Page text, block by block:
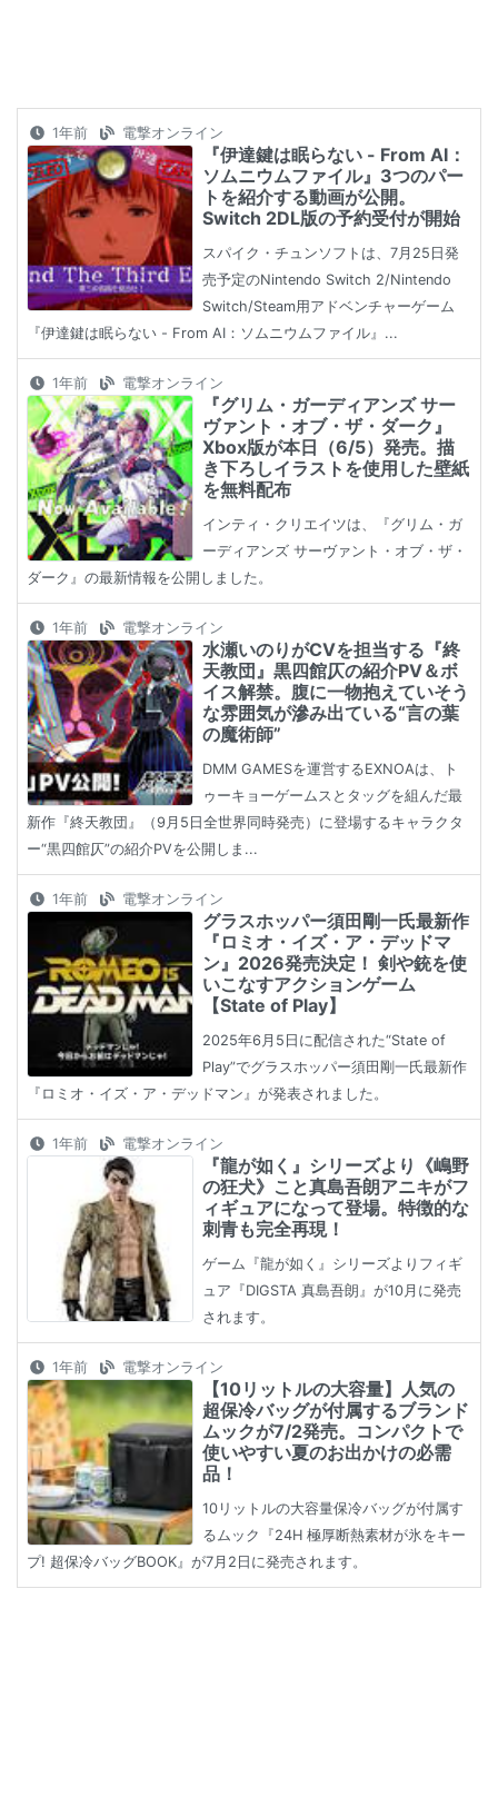
1年前 電撃オンライン
『伊達鍵は眠らない - From AI：
ソムニウムファイル』3つのパー
トを紹介する動画が公開。
Switch 2DL版の予約受付が開始
スパイク・チュンソフトは、7月25日発
売予定のNintendo Switch 2/Nintendo
Switch/Steam用アドベンチャーゲーム
『伊達鍵は眠らない - From AI：ソムニウムファイル』...
1年前 電撃オンライン
『グリム・ガーディアンズ サー
ヴァント・オブ・ザ・ダーク』
Xbox版が本日（6/5）発売。描
き下ろしイラストを使用した壁紙
を無料配布
インティ・クリエイツは、『グリム・ガ
ーディアンズ サーヴァント・オブ・ザ・
ダーク』の最新情報を公開しました。
1年前 電撃オンライン
水瀬いのりがCVを担当する『終
天教団』黒四館仄の紹介PV＆ボ
イス解禁。腹に一物抱えていそう
な雰囲気が滲み出ている“言の葉
の魔術師”
DMM GAMESを運営するEXNOAは、ト
ゥーキョーゲームスとタッグを組んだ最
新作『終天教団』（9月5日全世界同時発売）に登場するキャラクタ
ー“黒四館仄”の紹介PVを公開しま...
1年前 電撃オンライン
グラスホッパー須田剛一氏最新作
『ロミオ・イズ・ア・デッドマ
ン』2026発売決定！ 剣や銃を使
いこなすアクションゲーム
【State of Play】
2025年6月5日に配信された“State of
Play”でグラスホッパー須田剛一氏最新作
『ロミオ・イズ・ア・デッドマン』が発表されました。
1年前 電撃オンライン
『龍が如く』シリーズより《嶋野
の狂犬》こと真島吾朗アニキがフ
ィギュアになって登場。特徴的な
刺青も完全再現！
ゲーム『龍が如く』シリーズよりフィギ
ュア『DIGSTA 真島吾朗』が10月に発売
されます。
1年前 電撃オンライン
【10リットルの大容量】人気の
超保冷バッグが付属するブランド
ムックが7/2発売。コンパクトで
使いやすい夏のお出かけの必需
品！
10リットルの大容量保冷バッグが付属す
るムック『24H 極厚断熱素材が氷をキー
プ! 超保冷バッグBOOK』が7月2日に発売されます。